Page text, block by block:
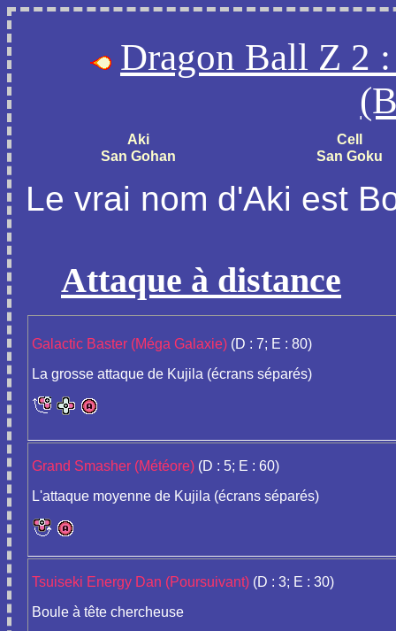
Dragon Ball Z 2
Aki
Cell
San Gohan
San Goku
Le vrai nom d'Aki est
Attaque à distance
Galactic Baster (Méga Galaxie) (D : 7; E : 80)
La grosse attaque de Kujila (écrans séparés)
Grand Smasher (Météore) (D : 5; E : 60)
L'attaque moyenne de Kujila (écrans séparés)
Tsuiseki Energy Dan (Poursuivant) (D : 3; E : 30)
Boule à tête chercheuse